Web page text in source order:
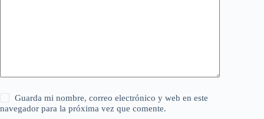
Guarda mi nombre, correo electrónico y web en este
navegador para la próxima vez que comente.